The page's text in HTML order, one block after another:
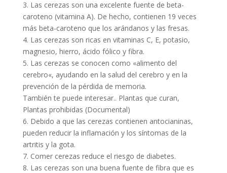
3. Las cerezas son una excelente fuente de beta-
caroteno (vitamina A). De hecho, contienen 19 veces
más beta-caroteno que los arándanos y las fresas.
4. Las cerezas son ricas en vitaminas C, E, potasio,
magnesio, hierro, ácido fólico y fibra.
5. Las cerezas se conocen como «alimento del
cerebro«, ayudando en la salud del cerebro y en la
prevención de la pérdida de memoria.
También te puede interesar.. Plantas que curan,
Plantas prohibidas (Documental)
6. Debido a que las cerezas contienen antocianinas,
pueden reducir la inflamación y los síntomas de la
artritis y la gota.
7. Comer cerezas reduce el riesgo de diabetes.
8. Las cerezas son una buena fuente de fibra que es